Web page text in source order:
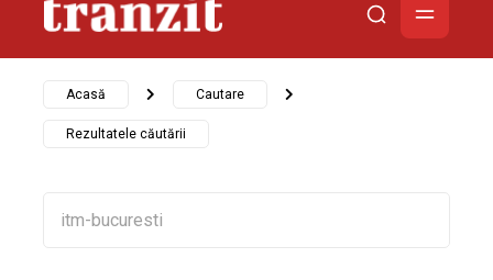
Acasă Cautare
Rezultatele căutării